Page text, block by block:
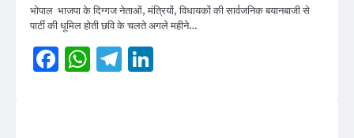
भोपाल भाजपा के दिग्गज नेताओं, मंत्रियों, विधायकों की सार्वजनिक बयानबाजी से
पार्टी की धूमिल होती छवि के चलते अगले महीने…
Facebook
WhatsApp
Telegram